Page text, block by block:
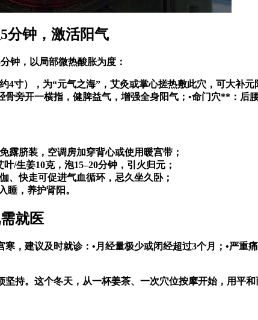
分钟，激活阳气
钟，以局部微热酸胀为度：
4寸），为“元气之海”，艾灸或掌心搓热敷此穴，可大补元
旁开一横指，健脾益气，增强全身阳气；•命门穴**：后
露脐装，空调房加穿背心或使用暖宫带；
/生姜10克，泡15–20分钟，引火归元；
、快走可促进气血循环，忌久坐久卧；
睡，养护肾阳。
就医
，建议及时就诊：•月经量极少或闭经超过3个月；•严
持。这个冬天，从一杯姜茶、一次穴位按摩开始，用平